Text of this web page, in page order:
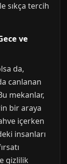
sıkça tercih
ve
da,
canlanan
mekanlar,
bir araya
içerken
insanları
gizlilik